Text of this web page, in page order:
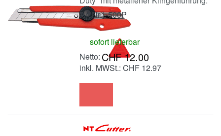
Art.Nr.L-500P
sofort lieferbar
CHF 12.00
inkl. MWSt.: CHF 12.97